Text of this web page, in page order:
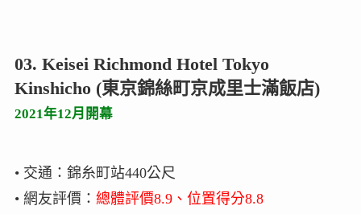
03. Keisei Richmond Hotel Tokyo
Kinshicho (東京錦絲町京成里士滿飯店)
2021年12月開幕
• 交通：錦糸町站440公尺
• 網友評價： 總體評價8.9、位置得分8.8